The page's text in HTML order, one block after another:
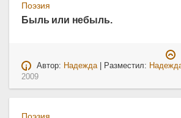
Поэзия
Быль или небыль.
Автор: Надежда| Разместил:
2009